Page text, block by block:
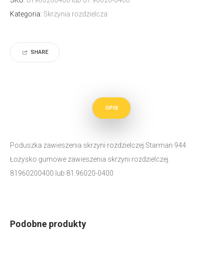
Kategoria: Skrzynia rozdzielcza
SHARE
OPIS
Poduszka zawieszenia skrzyni rozdzielczej Starman 944
Łożysko gumowe zawieszenia skrzyni rozdzielczej.
81960200400 lub 81.96020-0400
Podobne produkty